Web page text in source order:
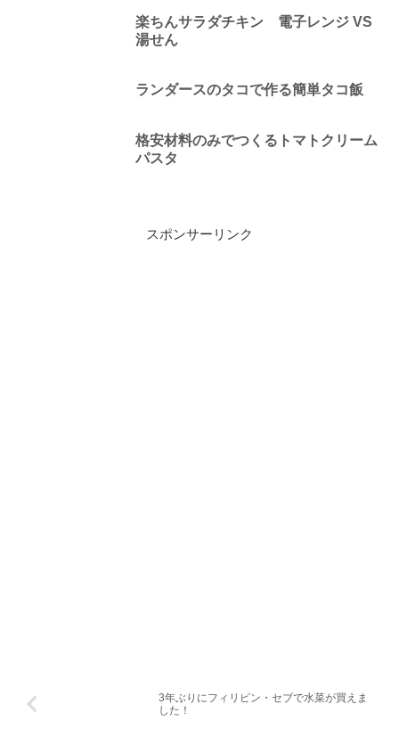
楽ちんサラダチキン 電子レンジ VS
湯せん
ランダースのタコで作る簡単タコ飯
格安材料のみでつくるトマトクリーム
パスタ
スポンサーリンク
3年ぶりにフィリピン・セブで水菜が買えま
した！